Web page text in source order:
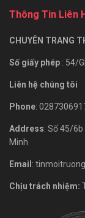
Thông Tin Liên
CHUYÊN TRANG
Số giấy phép : 54/
Liên hệ chúng tôi
Phone:
Address: Số 45/
Minh
Email :
Chịu trách nhiệm: